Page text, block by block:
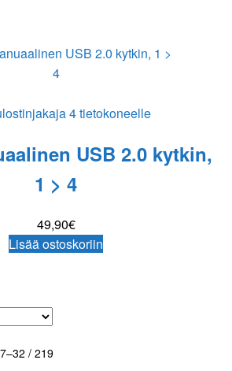
4 tietokoneelle
USB 2.0 kytkin,
1 > 4
49,90€
Lisää ostoskoriin
/ 219